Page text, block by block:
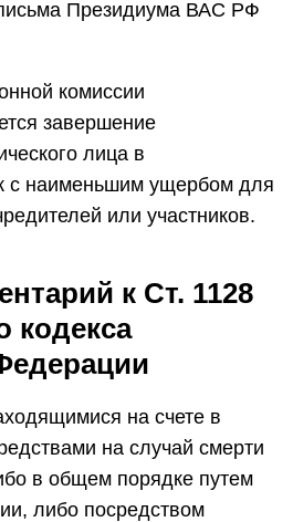
Президиума ВАС РФ
комиссии
завершение
лица в
с наименьшим ущербом для
или участников.
к Ст. 1128
кодекса
на счете в
на случай смерти
в общем порядке путем
либо посредством